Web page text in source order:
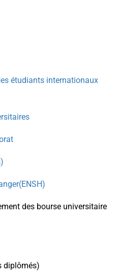
étudiants internationaux
des bourse universitaire
diplômés)